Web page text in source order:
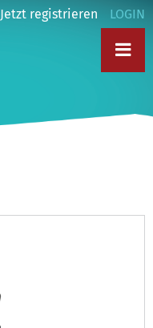
Jetzt registrieren LOGIN